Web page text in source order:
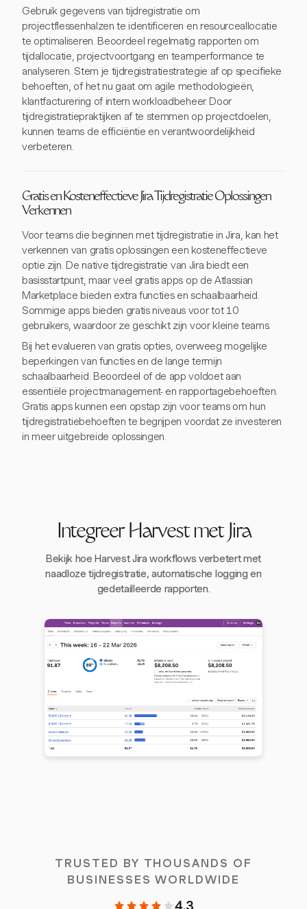
Gebruik gegevens van tijdregistratie om
projectflessenhalzen te identificeren en resourceallocatie
te optimaliseren. Beoordeel regelmatig rapporten om
tijdallocatie, projectvoortgang en teamperformance te
analyseren. Stem je tijdregistratiestrategie af op specifieke
behoeften, of het nu gaat om agile methodologieën,
klantfacturering of intern workloadbeheer. Door
tijdregistratiepraktijken af te stemmen op projectdoelen,
kunnen teams de efficiëntie en verantwoordelijkheid
verbeteren.
Gratis en Kosteneffectieve Jira Tijdregistratie Oplossingen
Verkennen
Voor teams die beginnen met tijdregistratie in Jira, kan het
verkennen van gratis oplossingen een kosteneffectieve
optie zijn. De native tijdregistratie van Jira biedt een
basisstartpunt, maar veel gratis apps op de Atlassian
Marketplace bieden extra functies en schaalbaarheid.
Sommige apps bieden gratis niveaus voor tot 10
gebruikers, waardoor ze geschikt zijn voor kleine teams.
Bij het evalueren van gratis opties, overweeg mogelijke
beperkingen van functies en de lange termijn
schaalbaarheid. Beoordeel of de app voldoet aan
essentiële projectmanagement- en rapportagebehoeften.
Gratis apps kunnen een opstap zijn voor teams om hun
tijdregistratiebehoeften te begrijpen voordat ze investeren
in meer uitgebreide oplossingen.
Integreer Harvest met Jira
Bekijk hoe Harvest Jira workflows verbetert met
naadloze tijdregistratie, automatische logging en
gedetailleerde rapporten.
TRUSTED BY THOUSANDS OF
BUSINESSES WORLDWIDE